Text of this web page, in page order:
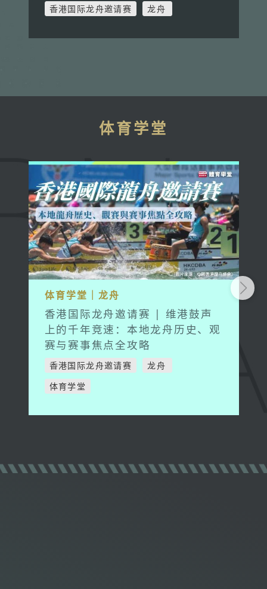
香港国际龙舟邀请赛 龙舟
体育学堂
体育学堂｜龙舟
香港国际龙舟邀请赛 | 维港鼓声
上的千年竞速：本地龙舟历史、观
赛与赛事焦点全攻略
香港国际龙舟邀请赛
龙舟
体育学堂